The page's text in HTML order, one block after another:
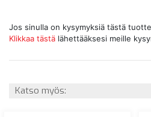
Jos sinulla on kysymyksiä tästä
Klikkaa tästä lähettääksesi meille
Katso myös: